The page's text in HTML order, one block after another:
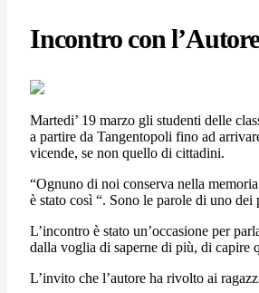
Incontro con
Martedi’ 19 marzo gli studenti delle
a partire da Tangentopoli fino ad
vicende, se non quello di cittadini.
“Ognuno di noi conserva nella
è stato così “. Sono le parole di uno
L’incontro è stato un’occasione per
dalla voglia di saperne di più, di capire
L’invito che l’autore ha rivolto ai